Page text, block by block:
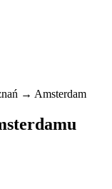
→ Amsterdam